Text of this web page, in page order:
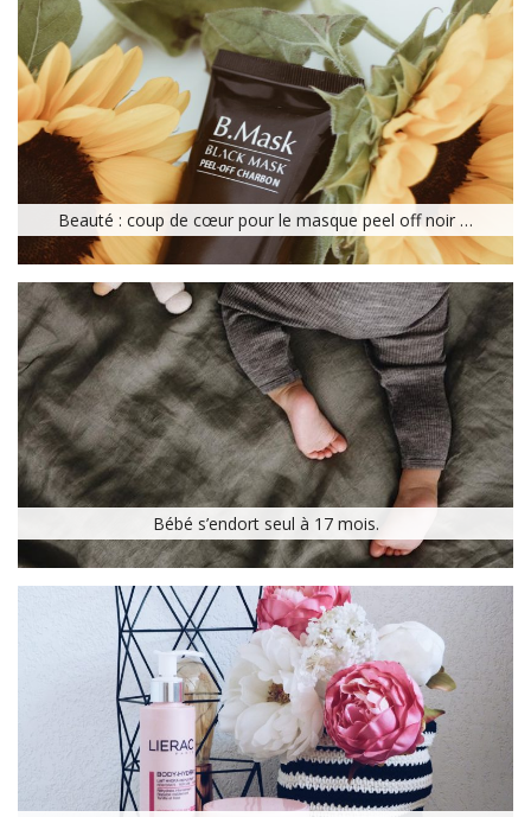
Beauté : coup de cœur pour le masque peel off noir …
Bébé s’endort seul à 17 mois.